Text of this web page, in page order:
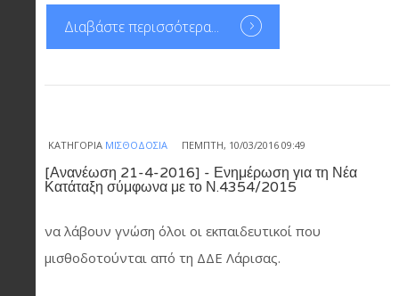
Διαβάστε περισσότερα...
ΚΑΤΗΓΟΡΊΑ ΜΙΣΘΟΔΟΣΊΑ ΠΈΜΠΤΗ, 10/03/2016 09:49
[Ανανέωση 21-4-2016] - Ενημέρωση για τη Νέα
Κατάταξη σύμφωνα με το Ν.4354/2015
να λάβουν γνώση όλοι οι εκπαιδευτικοί που
μισθοδοτούνται από τη ΔΔΕ Λάρισας.